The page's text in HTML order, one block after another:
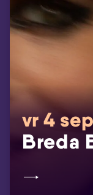
vr 4 sep
Breda